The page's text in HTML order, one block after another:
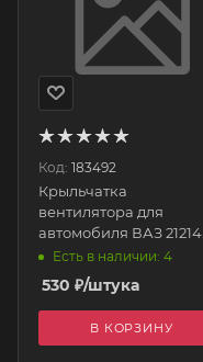
Код: 183492
Крыльчатка
вентилятора для
автомобиля ВАЗ 21214
(12- лопостей) 21214-
1309016 ПЛАСТИК
Есть в наличии: 4
530 ₽/штука
В КОРЗИНУ